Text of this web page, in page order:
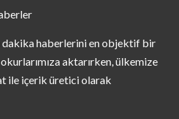
dakika haberlerini en objektif bir
aktarırken, ülkemize
ile içerik üretici olarak